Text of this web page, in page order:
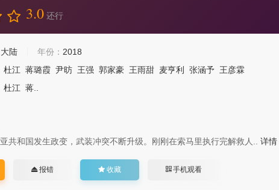
3.0 还行
大陆 年份： 2018
杜江 蒋璐霞 尹昉 王强 郭家豪 王雨甜 麦亨利 张涵予 王彦霖
杜江 蒋..
和国发生政变，武装冲突不断升级。刚刚在索马里执行完解救人.. 详情
报错 收藏 手机观看